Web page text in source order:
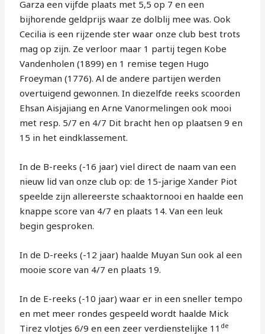
Garza een vijfde plaats met 5,5 op 7 en een
bijhorende geldprijs waar ze dolblij mee was. Ook
Cecilia is een rijzende ster waar onze club best trots
mag op zijn. Ze verloor maar 1 partij tegen Kobe
Vandenholen (1899) en 1 remise tegen Hugo
Froeyman (1776). Al de andere partijen werden
overtuigend gewonnen. In diezelfde reeks scoorden
Ehsan Aisjajiang en Arne Vanormelingen ook mooi
met resp. 5/7 en 4/7 Dit bracht hen op plaatsen 9 en
15 in het eindklassement.
In de B-reeks (-16 jaar) viel direct de naam van een
nieuw lid van onze club op: de 15-jarige Xander Piot
speelde zijn allereerste schaaktornooi en haalde een
knappe score van 4/7 en plaats 14. Van een leuk
begin gesproken.
In de D-reeks (-12 jaar) haalde Muyan Sun ook al een
mooie score van 4/7 en plaats 19.
In de E-reeks (-10 jaar) waar er in een sneller tempo
en met meer rondes gespeeld wordt haalde Mick
Tirez vlotjes 6/9 en een zeer verdienstelijke 11 de